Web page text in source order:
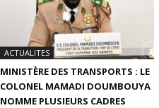
ACTUALITES
MINISTÈRE DES TRANSPORTS : LE
COLONEL MAMADI DOUMBOUYA
NOMME PLUSIEURS CADRES